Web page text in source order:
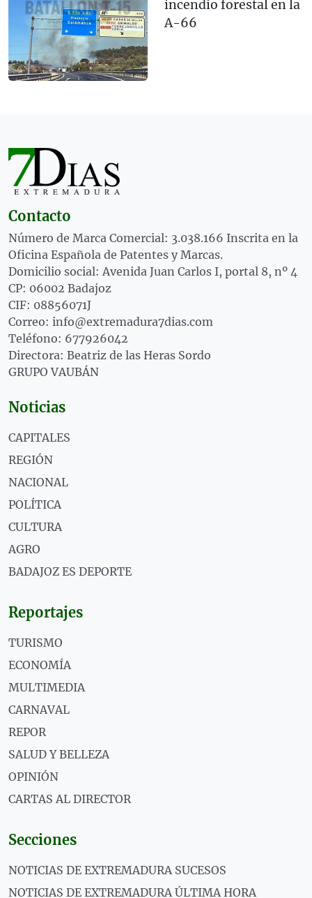
incendio forestal en la
A-66
Contacto
Número de Marca Comercial: 3.038.166 Inscrita en la
Oficina Española de Patentes y Marcas.
Domicilio social: Avenida Juan Carlos I, portal 8, nº 4
CP: 06002 Badajoz
CIF: 08856071J
Correo: info@extremadura7dias.com
Teléfono: 677926042
Directora: Beatriz de las Heras Sordo
GRUPO VAUBÁN
Noticias
CAPITALES
REGIÓN
NACIONAL
POLÍTICA
CULTURA
AGRO
BADAJOZ ES DEPORTE
Reportajes
TURISMO
ECONOMÍA
MULTIMEDIA
CARNAVAL
REPOR
SALUD Y BELLEZA
OPINIÓN
CARTAS AL DIRECTOR
Secciones
NOTICIAS DE EXTREMADURA SUCESOS
NOTICIAS DE EXTREMADURA ÚLTIMA HORA